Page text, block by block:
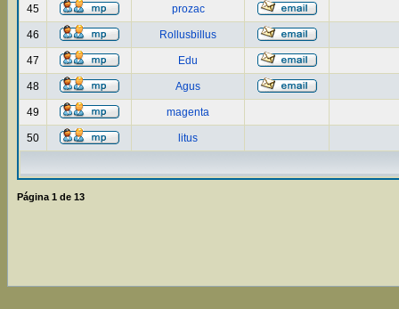
45 prozac
46 Rollusbillus
47 Edu
48 Agus
49 magenta
50 litus
Página 1 de 13